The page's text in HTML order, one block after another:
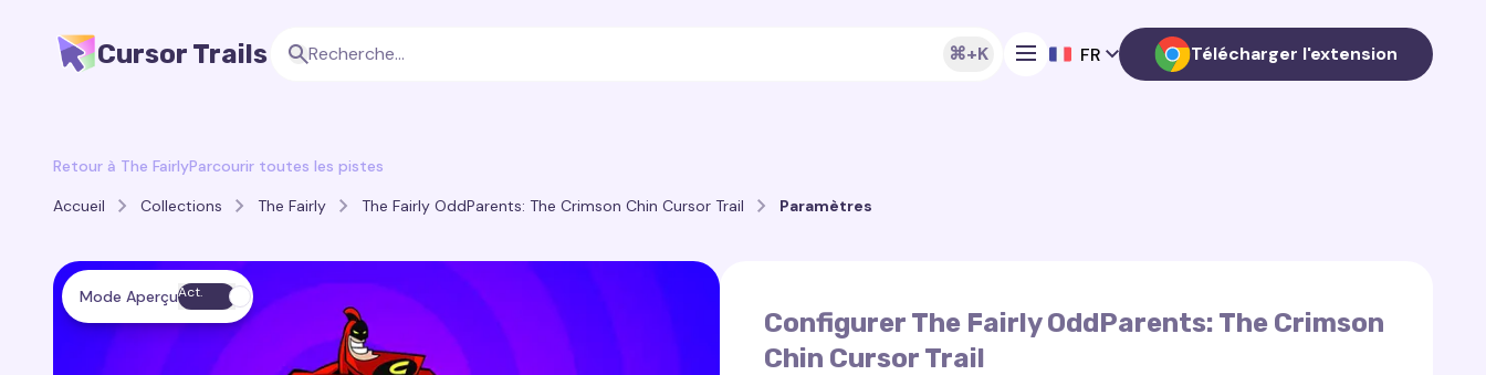
Cursor Trails ⌘+K FR Télécharger l'extension
Retour à The FairlyParcourir toutes les pistes
Accueil
Collections The Fairly The Fairly OddParents: The Crimson Chin Cursor Trail Paramètres
Configurer The Fairly OddParents: The Crimson
Chin Cursor Trail
Mode AperçuAct.